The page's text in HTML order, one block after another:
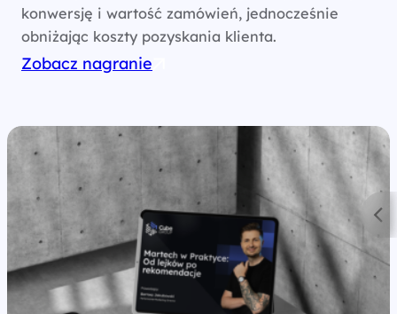
konwersję i wartość zamówień, jednocześnie
obniżając koszty pozyskania klienta.
Zobacz nagranie